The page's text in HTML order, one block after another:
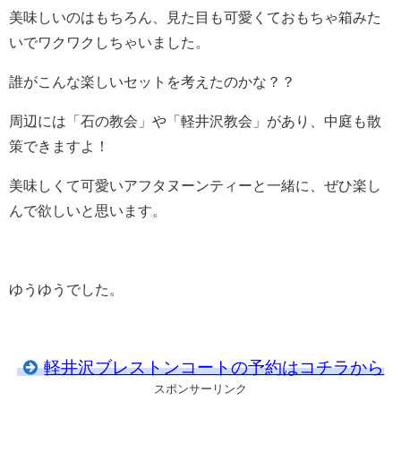
美味しいのはもちろん、見た目も可愛くておもちゃ箱みた
いでワクワクしちゃいました。
誰がこんな楽しいセットを考えたのかな？？
周辺には「石の教会」や「軽井沢教会」があり、中庭も散
策できますよ！
美味しくて可愛いアフタヌーンティーと一緒に、ぜひ楽し
んで欲しいと思います。
ゆうゆうでした。
軽井沢ブレストンコートの予約はコチラから
スポンサーリンク